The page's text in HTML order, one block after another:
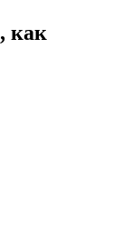
как